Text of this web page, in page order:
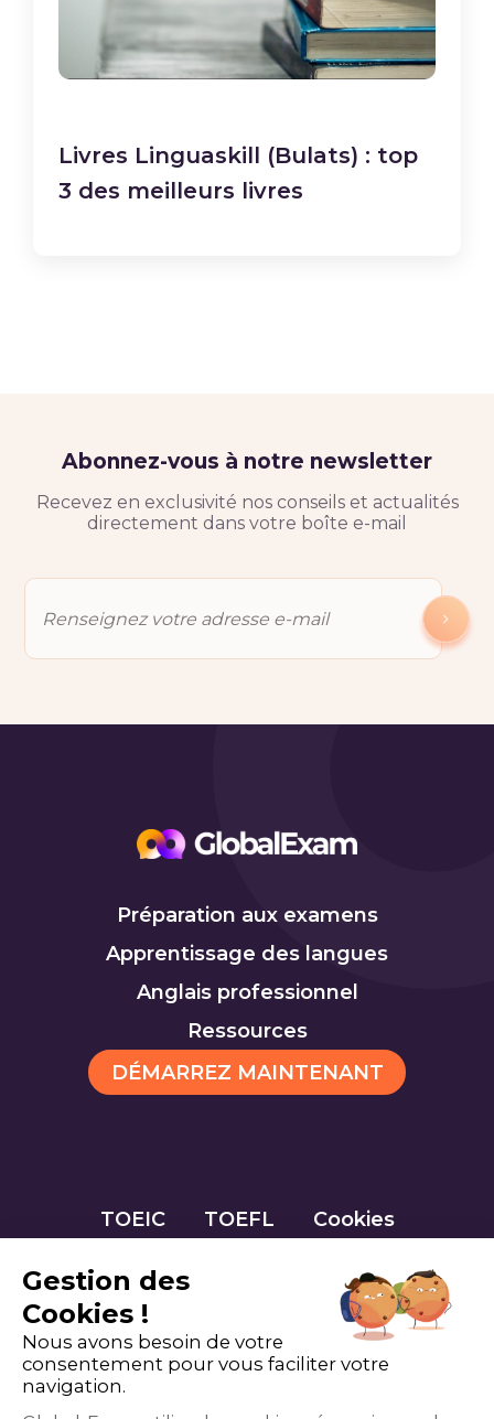
Livres Linguaskill (Bulats) : top
3 des meilleurs livres
Abonnez-vous à notre newsletter
Recevez en exclusivité nos conseils et actualités
directement dans votre boîte e-mail
Préparation aux examens
Apprentissage des langues
Anglais professionnel
Ressources
DÉMARREZ MAINTENANT
TOEIC TOEFL Cookies
Gestion des
Cookies !
Nous avons besoin de votre
consentement pour vous faciliter votre
navigation.